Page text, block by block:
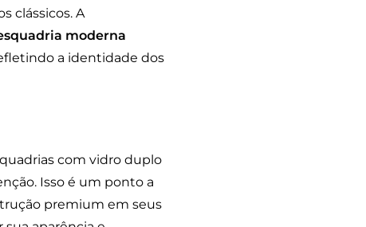
clássicos. A
moderna
a identidade dos
com vidro duplo
Isso é um ponto a
premium em seus